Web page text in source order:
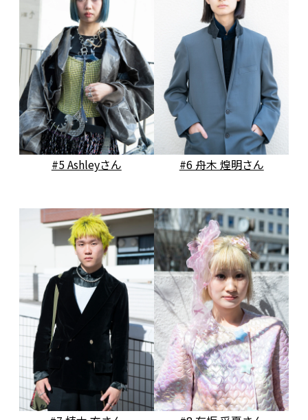
#5 Ashleyさん #6 舟木 煌明さん